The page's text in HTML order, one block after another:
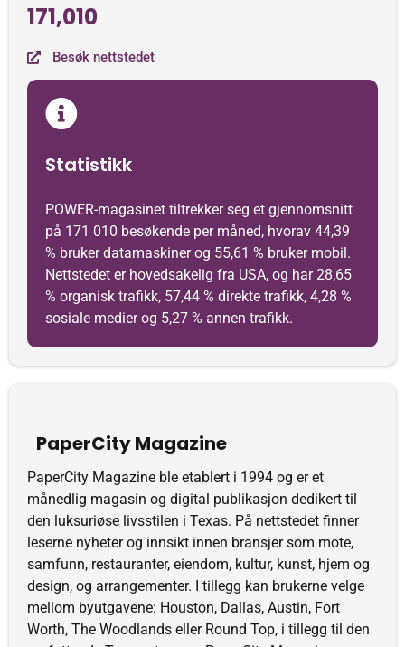
171,010
Besøk nettstedet
Statistikk
POWER-magasinet tiltrekker seg et gjennomsnitt
på 171 010 besøkende per måned, hvorav 44,39
% bruker datamaskiner og 55,61 % bruker mobil.
Nettstedet er hovedsakelig fra USA, og har 28,65
% organisk trafikk, 57,44 % direkte trafikk, 4,28 %
sosiale medier og 5,27 % annen trafikk.
PaperCity Magazine
PaperCity Magazine ble etablert i 1994 og er et
månedlig magasin og digital publikasjon dedikert til
den luksuriøse livsstilen i Texas. På nettstedet finner
leserne nyheter og innsikt innen bransjer som mote,
samfunn, restauranter, eiendom, kultur, kunst, hjem og
design, og arrangementer. I tillegg kan brukerne velge
mellom byutgavene: Houston, Dallas, Austin, Fort
Worth, The Woodlands eller Round Top, i tillegg til den